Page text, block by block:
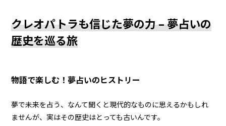
クレオパトラも信じた夢の力 – 夢占いの
歴史を巡る旅
物語で楽しむ！夢占いのヒストリー
夢で未来を占う、なんて聞くと現代的なものに思えるかもしれ
ませんが、実はその歴史はとっても古いんです。